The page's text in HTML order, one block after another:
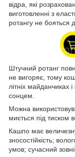
відра, які
виготовленні з
ротангу не бояться
Штучний ротанг
не вигоряє, тому
літніх майданчиках
сонцем.
Можна
миється під тиском
Кашпо має величезну
зносостійкість;
умов; сучасний